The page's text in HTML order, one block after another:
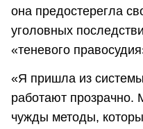
она предостерегла
уголовных
«теневого
«Я пришла из
работают прозрачно.
чужды методы,